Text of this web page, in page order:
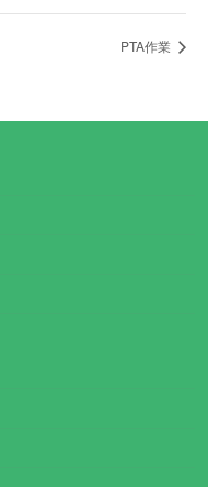
PTA作業